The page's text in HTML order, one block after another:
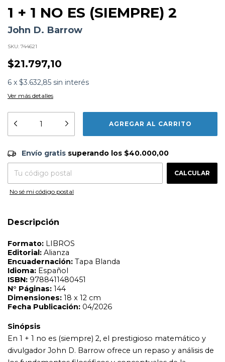
1 + 1 NO ES (SIEMPRE) 2
John D. Barrow
SKU: 744621
$21.797,10
6 x $3.632,85 sin interés
Ver más detalles
Envío gratis $40.000,00
Entregas para el CP: CAMBIAR CP
Envío gratis superando los $40.000,00
CALCULAR
No sé mi código postal
Descripción
Formato:
ISBN:9788411480451
N°Páginas:144
Dimensiones:
18 x 12 cm
Fecha Publicación:04/2026
Sinópsis
los fundamentos filosóficos y conceptuales de la
Cantor, el teorema de Gödel o el teorema de Benford
son algunos de los contenidos más conocidos que trata
la obra, pero a ellos se suman otros que lo son menos,
aunque igual de interesantes. Bajo la aparente
simplicidad de la fórmula 1+1=2 se ocultan numerosas y
variadas posibilidades que Barrow nos descubre, no
siendo la menor de ellas que modelos así de simples,
revelan la estructura misma del universo.